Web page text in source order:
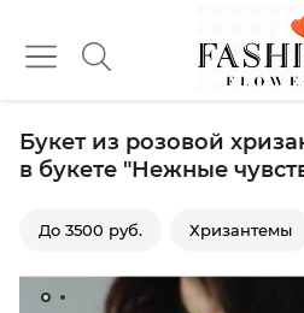
Букет из розовой
в букете "Нежные
До 3500 руб. Хризантемы